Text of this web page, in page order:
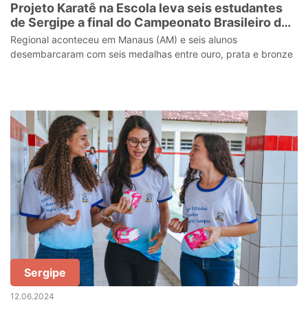
Projeto Karatê na Escola leva seis estudantes
de Sergipe a final do Campeonato Brasileiro de
Karatê
Regional aconteceu em Manaus (AM) e seis alunos
desembarcaram com seis medalhas entre ouro, prata e bronze
Sergipe
12.06.2024